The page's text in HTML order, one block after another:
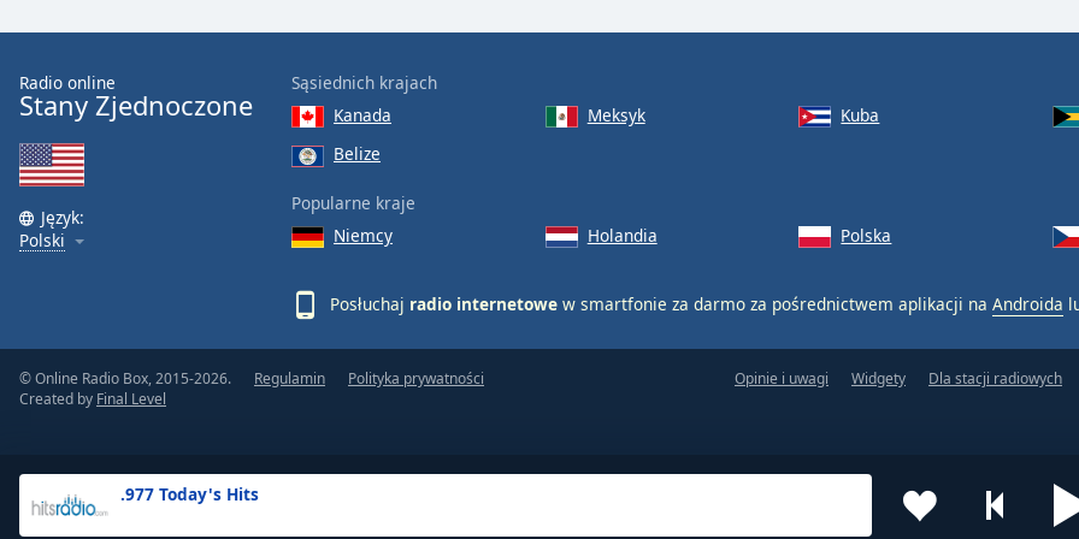
Text
Opacity
Background
.977 Today's Hits
Radio online
Stany Zjednoczone
Język:
Polski
Sąsiednich krajach
Kanada
Meksyk Kuba
Belize
Popularne kraje
Niemcy
Holandia Polska
Posłuchaj radio internetowe w smartfonie za darmo za pośrednictwem aplikacji na Androida
© Online Radio Box, 2015-2026.
Created by Final Level
Regulamin Polityka prywatności Opinie i uwagi Widgety Dla stacji radiowych